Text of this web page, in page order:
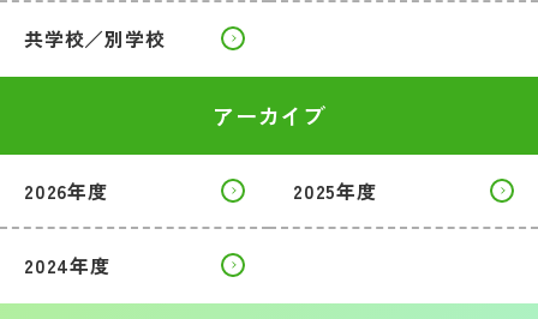
共学校／別学校
アーカイブ
2026年度 2025年度
2024年度